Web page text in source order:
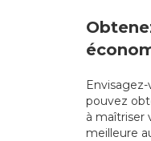
pouvez
à maîtriser
meilleure